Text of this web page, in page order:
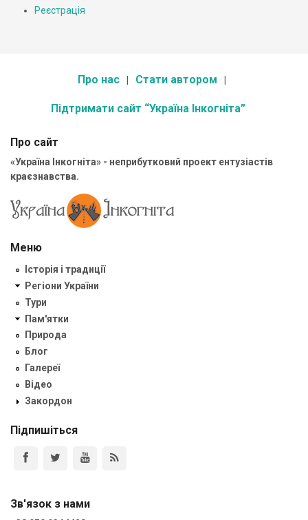
Реєстрація
Про нас Стати автором
Підтримати сайт “Україна Інкогніта”
Про сайт
«Україна Інкогніта» - неприбутковий проект ентузіастів
краєзнавства.
Меню
Історія і традиції
Регіони України
Тури
Пам'ятки
Природа
Блог
Галереї
Відео
Закордон
Підпишіться
Зв'язок з нами